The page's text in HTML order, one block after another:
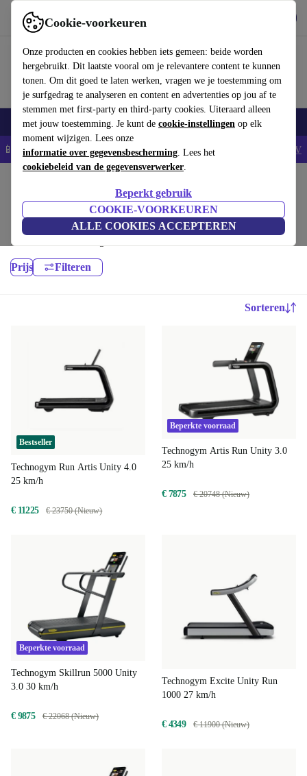
Cookie-voorkeuren
Onze producten en cookies hebben iets gemeen: beide worden
hergebruikt. Dit laatste vooral om je relevantere content te kunnen
tonen. Om dit goed te laten werken, vragen we je toestemming om
je surfgedrag te analyseren en content en advertenties op jou af te
stemmen met first-party en third-party cookies. Uiteraard alleen
met jouw toestemming. Je kunt de cookie-instellingen op elk
moment wijzigen. Lees onze
informatie over gegevensbescherming. Lees het
cookiebeleid van de gegevensverwerker.
Beperkt gebruik
COOKIE-VOORKEUREN
ALLE COOKIES ACCEPTEREN
Gebruik refurbed snel en eenvoudig
Elektronica Sport E-Bikes Yoga Fietsen Smartwatches
📱5% EXTRA korting op alle iPhones – Code: IPHONEDEAL - AV
Loopbanden:
Hoogwaardige Loopbanden voor al jouw sportieve behoeften, met
minimaal 12 maanden garantie.
Prijs Filteren
Sorteren
Bestseller
Technogym Run Artis Unity 4.0
25 km/h
€ 11225 € 23750 (Nieuw)
Beperkte voorraad
Technogym Artis Run Unity 3.0
25 km/h
€ 7875 € 20748 (Nieuw)
Beperkte voorraad
Technogym Skillrun 5000 Unity
3.0 30 km/h
€ 9875 € 22068 (Nieuw)
Technogym Excite Unity Run
1000 27 km/h
€ 4349 € 11900 (Nieuw)